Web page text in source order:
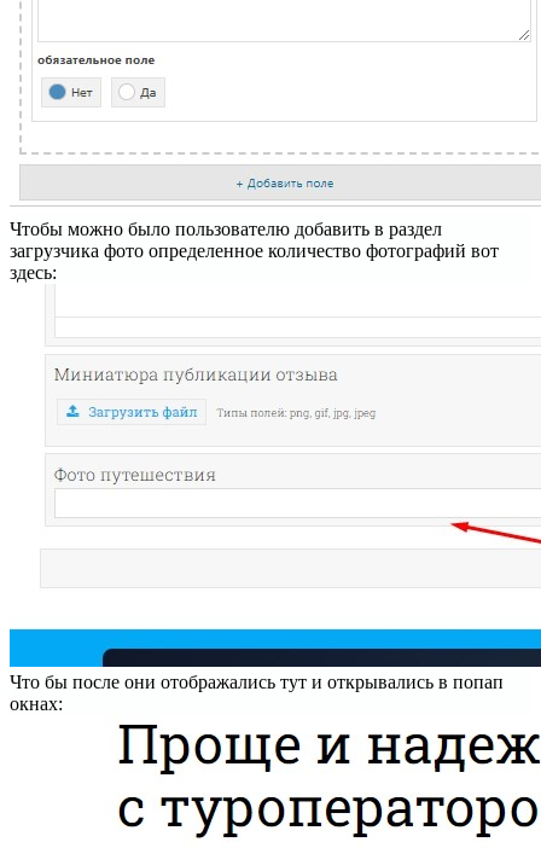
Чтобы можно было пользователю добавить в раздел
загрузчика фото определенное количество фотографий вот
здесь:
Что бы после они отображались тут и открывались в попап
окнах: